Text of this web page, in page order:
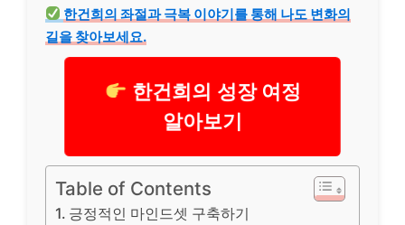
한건희의 좌절과 극복 이야기를 통해 나도 변화의
길을 찾아보세요.
한건희의 성장 여정
알아보기
Table of Contents
긍정적인 마인드셋 구축하기